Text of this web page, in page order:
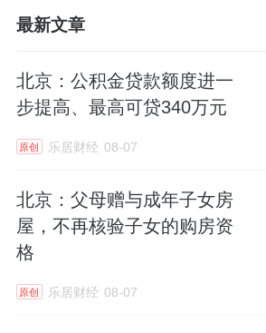
最新文章
北京：公积金贷款额度进一
步提高、最高可贷340万元
原创 乐居财经 08-07
北京：父母赠与成年子女房
屋，不再核验子女的购房资
格
原创 乐居财经 08-07